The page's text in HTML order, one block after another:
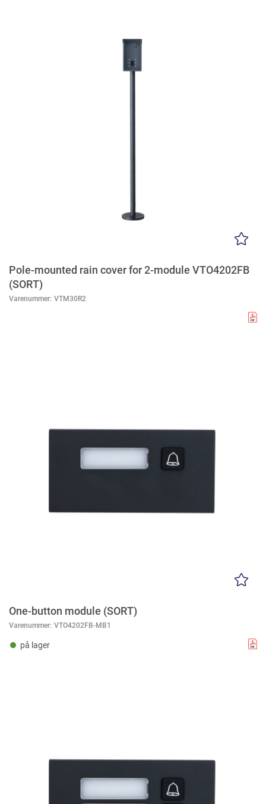
Pole-mounted rain cover for 2-module VTO4202FB
(SORT)
Varenummer: VTM30R2
One-button module (SORT)
Varenummer: VTO4202FB-MB1
på lager